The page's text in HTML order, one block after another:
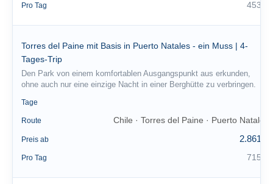
Pro Tag 453 €
Torres del Paine mit Basis in Puerto Natales - ein Muss | 4-
Tages-Trip
Den Park von einem komfortablen Ausgangspunkt aus erkunden,
ohne auch nur eine einzige Nacht in einer Berghütte zu verbringen.
Tage
Route Chile · Torres del Paine · Puerto Natales
Preis ab 2.861 €
Pro Tag 715 €